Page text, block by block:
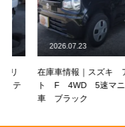
在庫車情報｜スズキ アル
ト F 4WD 5速マニュアル
車 ブラック
2026.07.23